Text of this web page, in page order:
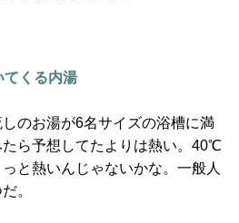
てくる内湯
のお湯が6名サイズの浴槽に満
ら予想してたよりは熱い。40℃
と熱いんじゃないかな。一般人
。